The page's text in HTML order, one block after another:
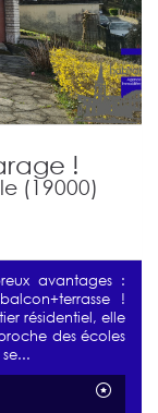
!
(19000)
avantages :
!
résidentiel, elle
des écoles